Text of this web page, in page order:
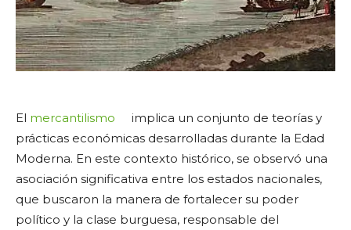
El mercantilismo
implica un conjunto de teorías y
prácticas económicas desarrolladas durante la Edad
Moderna. En este contexto histórico, se observó una
asociación significativa entre los estados nacionales,
que buscaron la manera de fortalecer su poder
político y la clase burguesa, responsable del